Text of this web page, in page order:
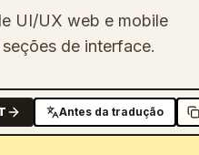
UI/UX web e mobile
de interface.
Antes da tradução